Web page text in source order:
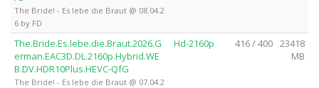
The Bride! - Es lebe die Braut @ 08.04.2
6 by FD
The.Bride.Es.lebe.die.Braut.2026.G
erman.EAC3D.DL.2160p.Hybrid.WE
B.DV.HDR10Plus.HEVC-QfG
The Bride! - Es lebe die Braut @ 07.04.2
Hd-2160p 416 / 400 23418
MB